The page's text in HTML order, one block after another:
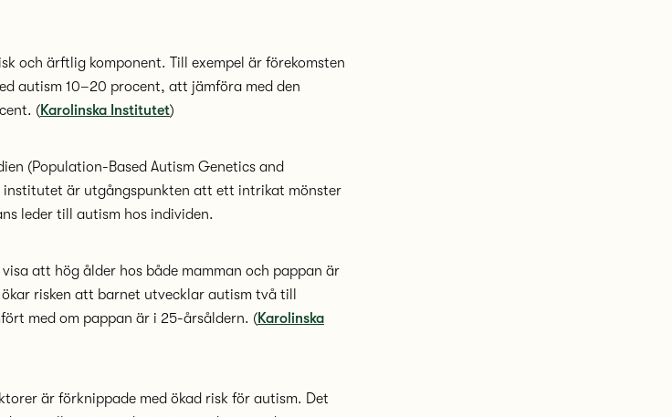
och ärftlig komponent. Till exempel är förekomsten
autism 10–20 procent, att jämföra med den
(Karolinska Institutet)
(Population-Based Autism Genetics and
institutet är utgångspunkten att ett intrikat mönster
leder till autism hos individen.
att hög ålder hos både mamman och pappan är
risken att barnet utvecklar autism två till
med om pappan är i 25-årsåldern. (Karolinska
är förknippade med ökad risk för autism. Det